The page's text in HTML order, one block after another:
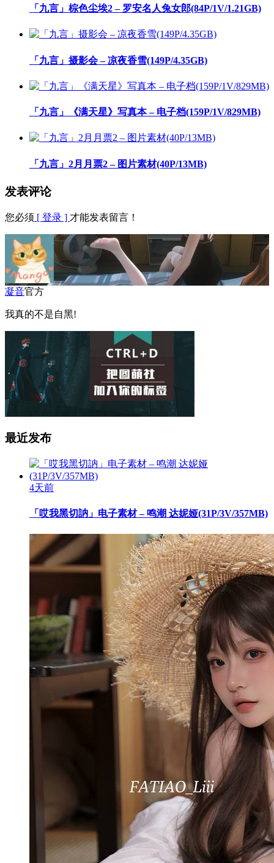
「九言」棕色尘埃2 – 罗安名人兔女郎(84P/1V/1.21GB)
「九言」摄影会 – 凉夜香雪(149P/4.35GB)
「九言」《满天星》写真本 – 电子档(159P/1V/829MB)
「九言」2月月票2 – 图片素材(40P/13MB)
发表评论
您必须 [ 登录 ] 才能发表留言！
凝音官方
我真的不是自黑!
最近发布
4天前
「哎我黑切訥」电子素材 – 鸣潮 达妮娅(31P/3V/357MB)